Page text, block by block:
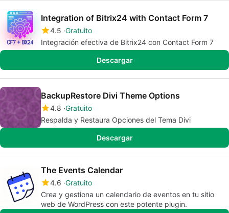
Integration of Bitrix24 with Contact Form 7
4.5 Gratuito
Integración efectiva de Bitrix24 con Contact Form 7
Descargar
BackupRestore Divi Theme Options
4.8 Gratuito
Respalda y Restaura Opciones del Tema Divi
Descargar
The Events Calendar
4.6 Gratuito
Crea y gestiona un calendario de eventos en tu sitio
web de WordPress con este potente plugin.